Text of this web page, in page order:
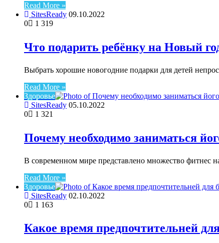
Read More »
SitesReady 09.10.2022
0
1 319
Что подарить ребёнку на Новый
Выбрать хорошие новогодние подарки для детей
Read More »
Здоровье
SitesReady 05.10.2022
0
1 321
Почему необходимо заниматься
В современном мире представлено множество фитнес
Read More »
Здоровье
SitesReady 02.10.2022
0
1 163
Какое время предпочтительней